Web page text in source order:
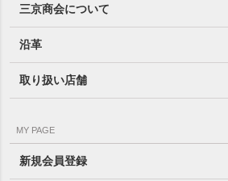
三京商会について
沿革
取り扱い店舗
MY PAGE
新規会員登録